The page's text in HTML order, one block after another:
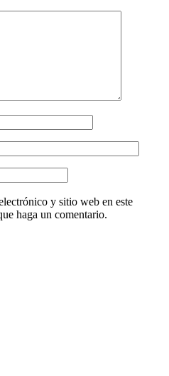
y sitio web en este
haga un comentario.